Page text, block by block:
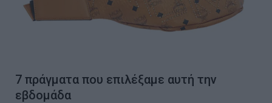
7 πράγματα που επιλέξαμε αυτή την
εβδομάδα